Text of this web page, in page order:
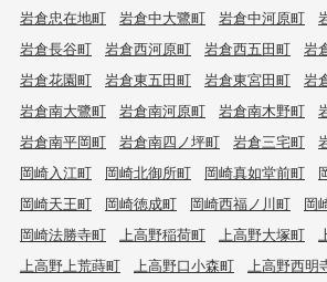
岩倉忠在地町 岩倉中大鷺町 岩倉中河原町
岩倉長谷町
岩倉西河原町 岩倉西五田町 岩
岩倉花園町
岩倉東五田町 岩倉東宮田町 岩
岩倉南大鷺町
岩倉南河原町 岩倉南木野町
岩倉南平岡町
岩倉南四ノ坪町 岩倉三宅町
岡崎入江町
岡崎北御所町 岡崎真如堂前町
岡崎天王町
岡崎徳成町 岡崎西福ノ川町
岡
岡崎法勝寺町
上高野稲荷町 上高野大塚町
上高野上荒蒔町
上高野口小森町 上高野西明